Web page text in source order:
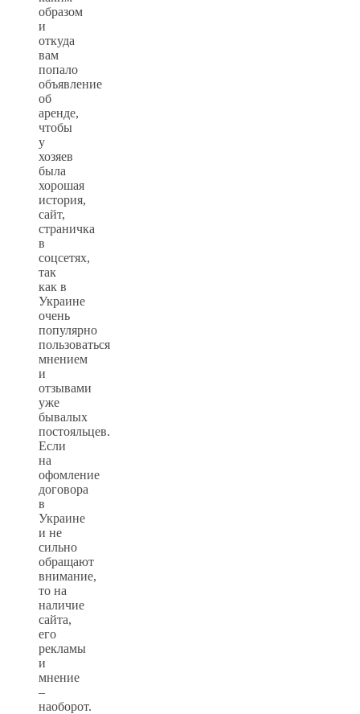
образом
и
откуда
вам
попало
объявление
об
аренде,
чтобы
у
хозяев
была
хорошая
история,
сайт,
страничка
в
соцсетях,
так
как в
Украине
очень
популярно
пользоваться
мнением
и
отзывами
уже
бывалых
постояльцев.
Если
на
офомление
договора
в
Украине
и не
сильно
обращают
внимание,
то на
наличие
сайта,
его
рекламы
и
мнение
–
наоборот.